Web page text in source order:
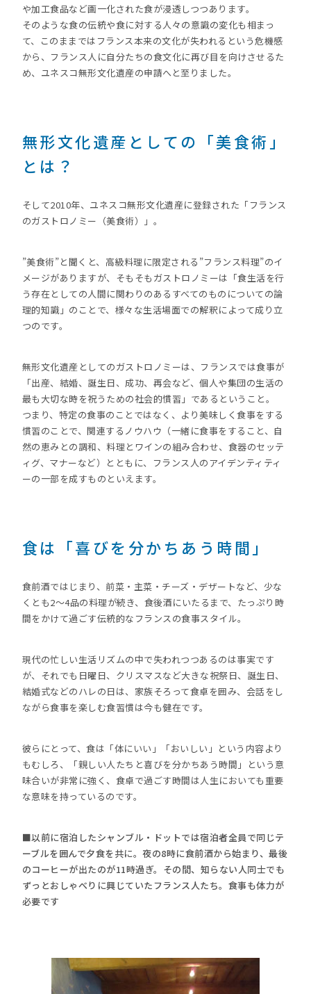
や加工食品など画一化された食が浸透しつつあります。
そのような食の伝統や食に対する人々の意識の変化も相まっ
て、このままではフランス本来の文化が失われるという危機感
から、フランス人に自分たちの食文化に再び目を向けさせるた
め、ユネスコ無形文化遺産の申請へと至りました。
無形文化遺産としての「美食術」
とは？
そして2010年、ユネスコ無形文化遺産に登録された「フランス
のガストロノミー（美食術）」。
”美食術”と聞くと、高級料理に限定される”フランス料理”のイ
メージがありますが、そもそもガストロノミーは「食生活を行
う存在としての人間に関わりのあるすべてのものについての論
理的知識」のことで、様々な生活場面での解釈によって成り立
つのです。
無形文化遺産としてのガストロノミーは、フランスでは食事が
「出産、結婚、誕生日、成功、再会など、個人や集団の生活の
最も大切な時を祝うための社会的慣習」であるということ。
つまり、特定の食事のことではなく、より美味しく食事をする
慣習のことで、関連するノウハウ（一緒に食事をすること、自
然の恵みとの調和、料理とワインの組み合わせ、食器のセッテ
ィグ、マナーなど）とともに、フランス人のアイデンティティ
ーの一部を成すものといえます。
食は「喜びを分かちあう時間」
食前酒ではじまり、前菜・主菜・チーズ・デザートなど、少な
くとも2～4品の料理が続き、食後酒にいたるまで、たっぷり時
間をかけて過ごす伝統的なフランスの食事スタイル。
現代の忙しい生活リズムの中で失われつつあるのは事実です
が、それでも日曜日、クリスマスなど大きな祝祭日、誕生日、
結婚式などのハレの日は、家族そろって食卓を囲み、会話をし
ながら食事を楽しむ食習慣は今も健在です。
彼らにとって、食は「体にいい」「おいしい」という内容より
もむしろ、「親しい人たちと喜びを分かちあう時間」という意
味合いが非常に強く、食卓で過ごす時間は人生においても重要
な意味を持っているのです。
■以前に宿泊したシャンブル・ドットでは宿泊者全員で同じテ
ーブルを囲んで夕食を共に。夜の8時に食前酒から始まり、最後
のコーヒーが出たのが11時過ぎ。その間、知らない人同士でも
ずっとおしゃべりに興じていたフランス人たち。食事も体力が
必要です